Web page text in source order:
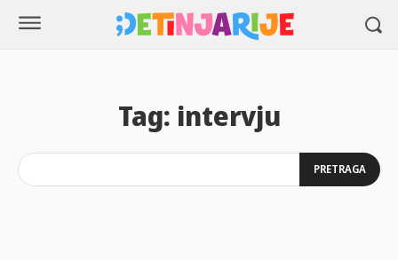
Tag: intervju
PRETRAGA